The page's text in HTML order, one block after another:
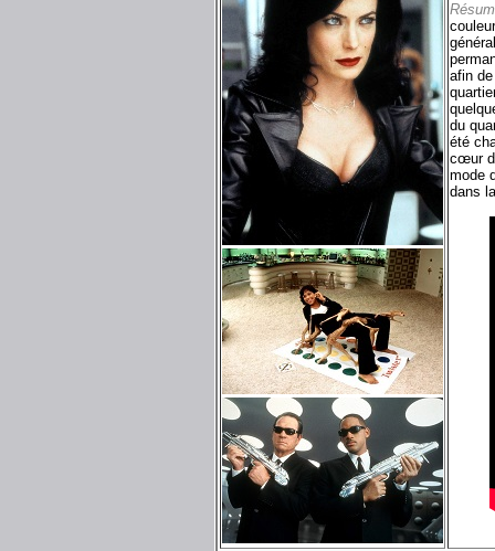
afin
du
été
cœur
mode
dans